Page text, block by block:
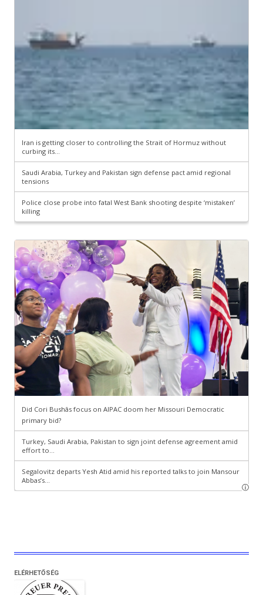
ELÉRHETŐSÉG